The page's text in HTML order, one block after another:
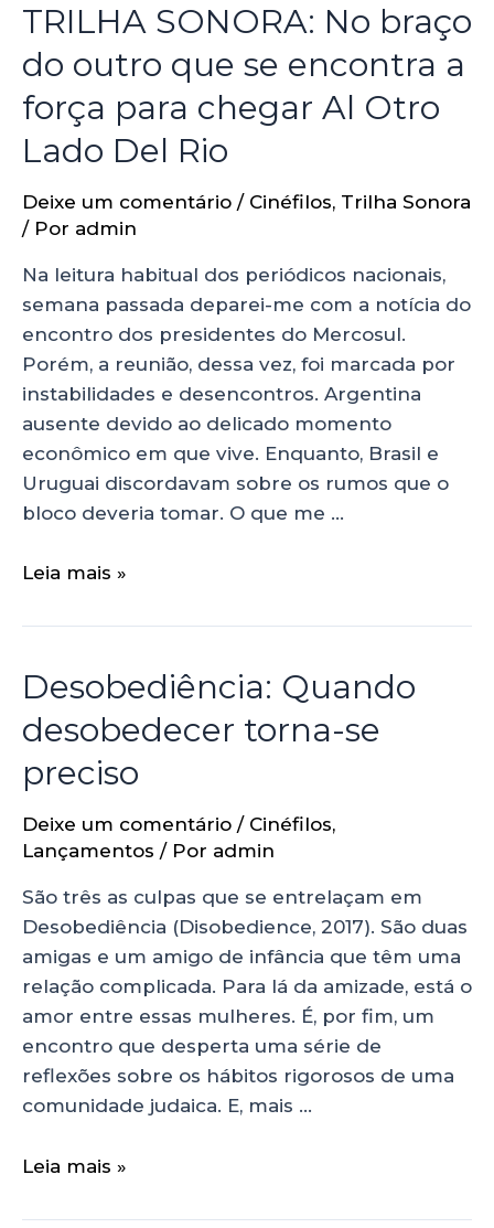
TRILHA SONORA: No braço
do outro que se encontra a
força para chegar Al Otro
Lado Del Rio
Deixe um comentário / Cinéfilos, Trilha Sonora
/ Por admin
Na leitura habitual dos periódicos nacionais,
semana passada deparei-me com a notícia do
encontro dos presidentes do Mercosul.
Porém, a reunião, dessa vez, foi marcada por
instabilidades e desencontros. Argentina
ausente devido ao delicado momento
econômico em que vive. Enquanto, Brasil e
Uruguai discordavam sobre os rumos que o
bloco deveria tomar. O que me …
Leia mais »
Desobediência: Quando
desobedecer torna-se
preciso
Deixe um comentário / Cinéfilos,
Lançamentos / Por admin
São três as culpas que se entrelaçam em
Desobediência (Disobedience, 2017). São duas
amigas e um amigo de infância que têm uma
relação complicada. Para lá da amizade, está o
amor entre essas mulheres. É, por fim, um
encontro que desperta uma série de
reflexões sobre os hábitos rigorosos de uma
comunidade judaica. E, mais …
Leia mais »